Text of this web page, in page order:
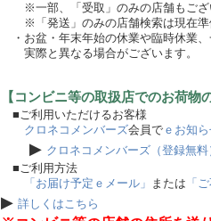
※一部、「受取」のみの店舗もござ
※「発送」のみの店舗検索は現在準
・お盆・年末年始の休業や臨時休業
実際と異なる場合がございます。
【コンビニ等の取扱店でのお荷
■ご利用いただけるお客様
クロネコメンバーズ会員で ｅお知
▶ クロネコメンバーズ（登録無料
■ご利用方法
「お届け予定ｅメール」 または 「
▶ 詳しくはこちら